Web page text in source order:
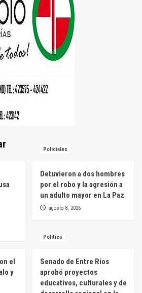
Policiales
Detuvieron a dos hombres
por el robo y la agresión a
un adulto mayor en La Paz
agosto 8, 2026
el
y
Política
Senado de Entre Ríos
aprobó proyectos
educativos, culturales y de